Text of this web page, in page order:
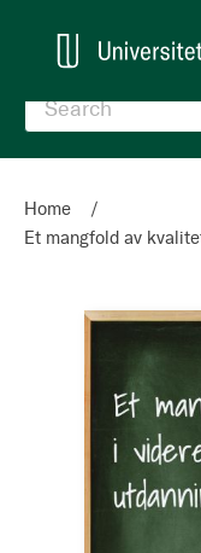
Home
Et mangfold av